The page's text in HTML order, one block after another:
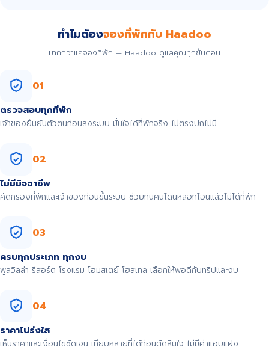
ทำไมต้องจองที่พักกับ Haadoo
มากกว่าแค่จองที่พัก — Haadoo ดูแลคุณทุกขั้นตอน
01
ตรวจสอบทุกที่พัก
เจ้าของยืนยันตัวตนก่อนลงระบบ มั่นใจได้ที่พักจริง ไม่ตรงปกไม่มี
02
ไม่มีมิจฉาชีพ
คัดกรองที่พักและเจ้าของก่อนขึ้นระบบ ช่วยกันคนโดนหลอกโอนแล้วไม่ได้ที่พัก
03
ครบทุกประเภท ทุกงบ
พูลวิลล่า รีสอร์ต โรงแรม โฮมสเตย์ โฮสเทล เลือกให้พอดีกับทริปและงบ
04
ราคาโปร่งใส
เห็นราคาและเงื่อนไขชัดเจน เทียบหลายที่ได้ก่อนตัดสินใจ ไม่มีค่าแอบแฝง